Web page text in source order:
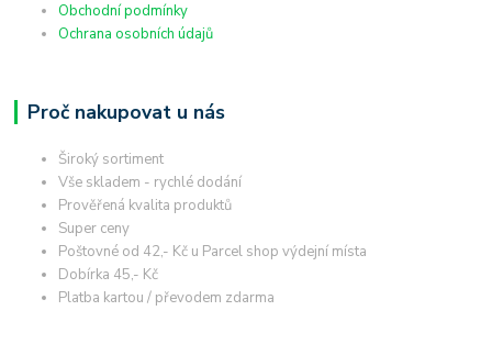
Obchodní podmínky
Ochrana osobních údajů
Proč nakupovat u nás
Široký sortiment
Vše skladem - rychlé dodání
Prověřená kvalita produktů
Super ceny
Poštovné od 42,- Kč u Parcel shop výdejní místa
Dobírka 45,- Kč
Platba kartou / převodem zdarma